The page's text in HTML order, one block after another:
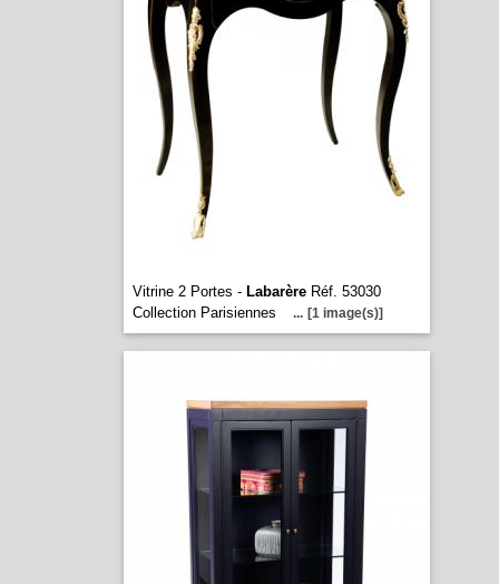
Vitrine 2 Portes - LabarèreRéf. 53030
Collection Parisiennes
... [1 image(s)]